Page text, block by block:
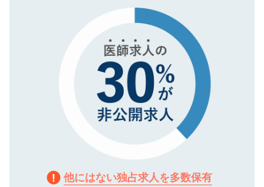
で、機密保持に関してもご安心ください。
他にはない独占求人を多数保有